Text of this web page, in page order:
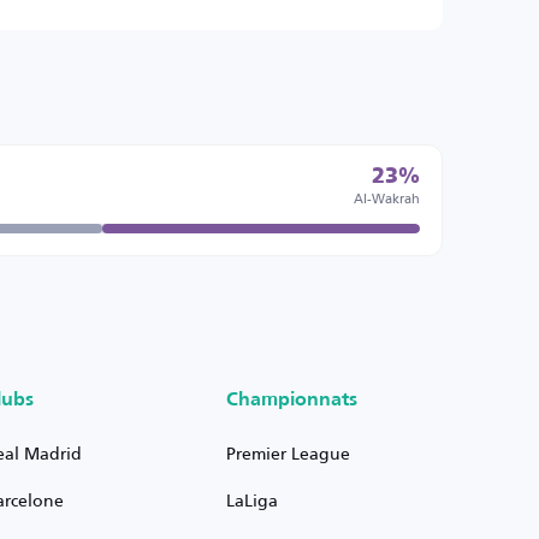
23%
Al-Wakrah
Madrid
Championnats
Premier League
LaLiga